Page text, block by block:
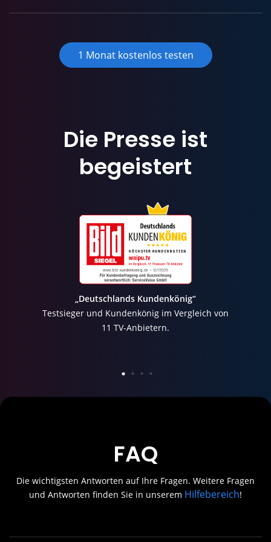
1 Monat kostenlos testen
Die Presse ist
begeistert
„Deutschlands Kundenkönig“
Testsieger und Kundenkönig im Vergleich von
11 TV-Anbietern.
FAQ
Die wichtigsten Antworten auf Ihre Fragen. Weitere Fragen
und Antworten finden Sie in unserem Hilfebereich!